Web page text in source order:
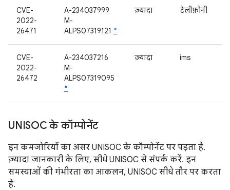
CVE-
2022-
26471
A-234037999
M-
ALPS07319121 *
ज़्यादा टेलीफ़ोनी
CVE-
2022-
26472
A-234037216
M-
ALPS07319095
*
ज़्यादा ims
UNISOC के कॉम्पोनेंट
इन कमजोरियों का असर UNISOC के कॉम्पोनेंट पर पड़ता है.
ज़्यादा जानकारी के लिए, सीधे UNISOC से संपर्क करें. इन
समस्याओं की गंभीरता का आकलन, UNISOC सीधे तौर पर करता
है.